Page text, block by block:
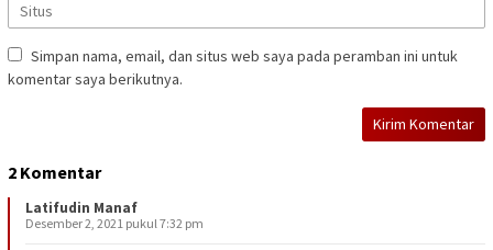
Simpan nama, email, dan situs web saya pada peramban ini untuk
komentar saya berikutnya.
2 Komentar
Latifudin Manaf
Desember 2, 2021 pukul 7:32 pm